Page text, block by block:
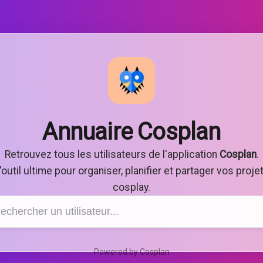
Annuaire Cosplan
Retrouvez tous les utilisateurs de l'application Cosplan.
ultime pour organiser, planifier et partager vos
cosplay.
Powered by Cosplan